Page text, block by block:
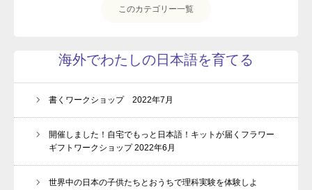
このカテゴリー一覧
海外でわたしの日本語を育てる
書くワークショップ 2022年7月
開催しました！自宅でもっと日本語！キットが届くフラワー
ギフトワークショップ 2022年6月
世界中の日本の子供たちとおうちで理科実験を体験しよ
受講生専用ページ
プライバシーポリシー・免責事項